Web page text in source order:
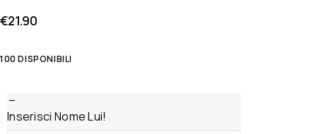
€21.90
100 DISPONIBILI
Inserisci Nome Lui!